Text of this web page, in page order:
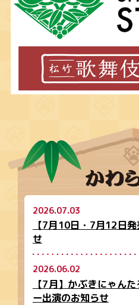
2026.07.03
【7月10日・7月12日
せ
2026.06.02
【7月】かぶきにゃん
ー出演のお知らせ